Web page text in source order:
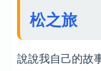
松之旅
說說我自己的故